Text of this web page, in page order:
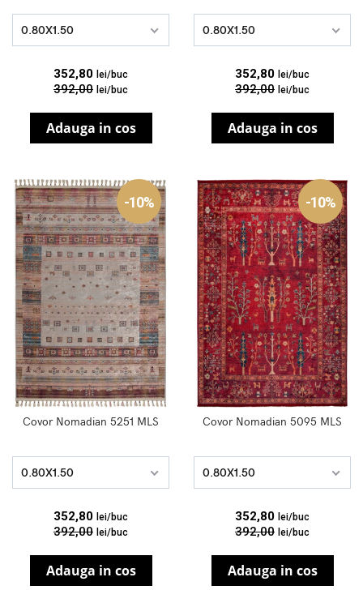
0.80X1.50
352,80 lei/buc
392,00 lei/buc
Adauga in cos
0.80X1.50
352,80 lei/buc
392,00 lei/buc
Adauga in cos
-10%
Covor Nomadian 5251 MLS
0.80X1.50
352,80 lei/buc
392,00 lei/buc
Adauga in cos
-10%
Covor Nomadian 5095 MLS
0.80X1.50
352,80 lei/buc
392,00 lei/buc
Adauga in cos